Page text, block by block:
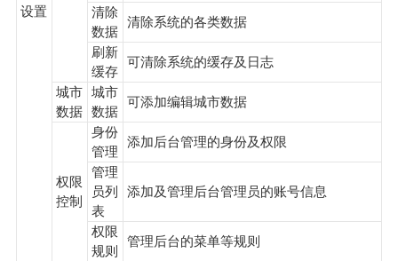
设置
清除
数据
清除系统的各类数据
刷新
缓存
可清除系统的缓存及日志
城市
数据
城市
数据
可添加编辑城市数据
权限
控制
身份
管理
添加后台管理的身份及权限
管理
员列
表
添加及管理后台管理员的账号信息
权限
规则
管理后台的菜单等规则